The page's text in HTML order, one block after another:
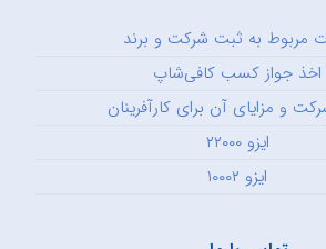
مربوط به ثبت شرکت و برند
اخذ جواز کسب کافی‌شاپ
و مزایای آن برای کارآفرینان
ایزو ۲۲۰۰۰
ایزو ۱۰۰۰۲